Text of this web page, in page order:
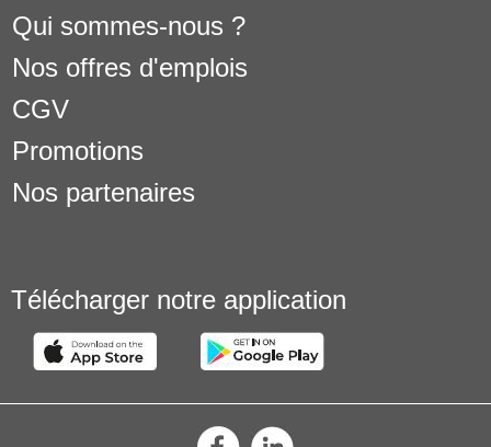
Qui sommes-nous ?
Nos offres d'emplois
CGV
Promotions
Nos partenaires
Télécharger notre application